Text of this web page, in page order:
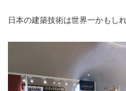
日本の建築技術は世界一かもし